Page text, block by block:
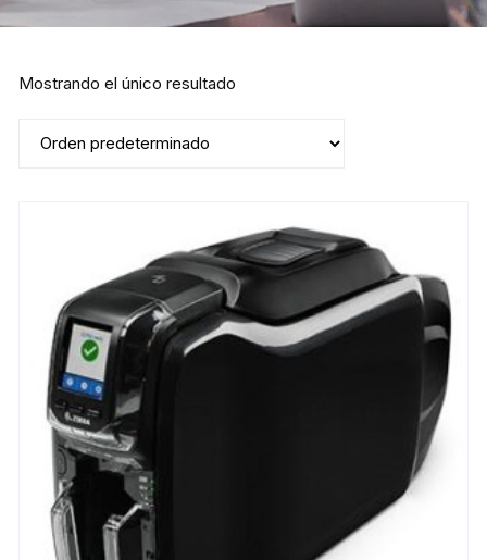
Mostrando el único resultado